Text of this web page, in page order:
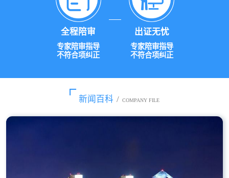
全程陪审
专家陪审指导
不符合项纠正
出证无忧
专家陪审指导
不符合项纠正
新闻百科 / COMPANY FILE